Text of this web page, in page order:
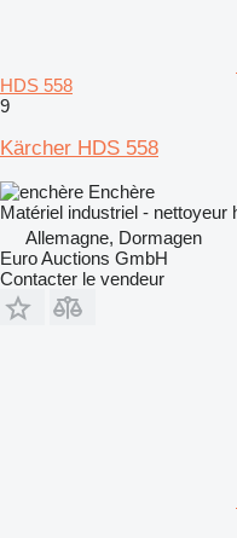
HDS 558
9
Kärcher HDS 558
Enchère
Matériel industriel - nettoyeur
Allemagne, Dormagen
Euro Auctions GmbH
Contacter le vendeur